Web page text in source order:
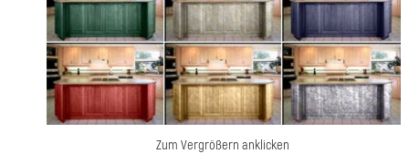
Zum Vergrößern anklicken